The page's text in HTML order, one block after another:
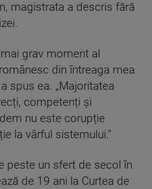
magistrata a descris fără
grav moment al
din întreaga mea
spus ea. „Majoritatea
competenți și
nu este corupție
la vârful sistemului.”
peste un sfert de secol în
de 19 ani la Curtea de